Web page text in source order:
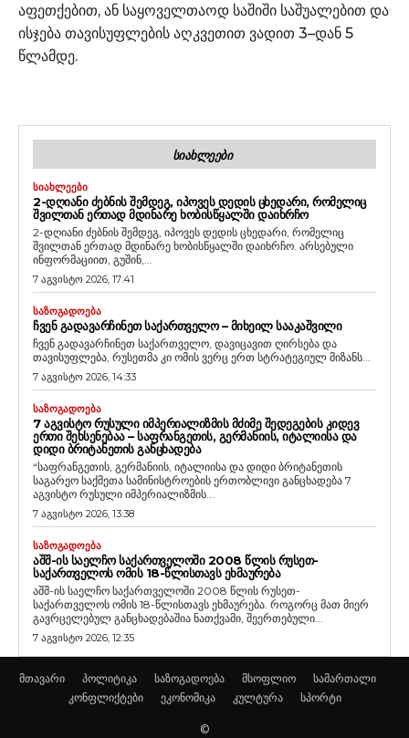
აფეთქებით, ან საყოველთაოდ საშიში საშუალებით და
ისჯება თავისუფლების აღკვეთით ვადით 3–დან 5
წლამდე.
ᲡᲘᲐᲮᲚᲔᲔᲑᲘ
ᲡᲘᲐᲮᲚᲔᲔᲑᲘ
2-ᲓᲦᲘᲐᲜᲘ ᲫᲔᲑᲜᲘᲡ ᲨᲔᲛᲓᲔᲒ, ᲘᲞᲝᲕᲔᲡ ᲓᲔᲓᲘᲡ ᲪᲮᲔᲓᲐᲠᲘ, ᲠᲝᲛᲔᲚᲘᲪ
ᲨᲕᲘᲚᲗᲐᲜ ᲔᲠᲗᲐᲓ ᲛᲓᲘᲜᲐᲠᲔ ᲮᲝᲑᲘᲡᲬᲧᲐᲚᲨᲘ ᲓᲐᲘᲮᲠᲩᲝ
2-დღიანი ძებნის შემდეგ, იპოვეს დედის ცხედარი, რომელიც
შვილთან ერთად მდინარე ხობისწყალში დაიხრჩო. არსებული
ინფორმაციით, გუშინ,...
7 აგვისტო 2026, 17:41
ᲡᲐᲖᲝᲒᲐᲓᲝᲔᲑᲐ
ᲩᲕᲔᲜ ᲒᲐᲓᲐᲕᲐᲠᲩᲘᲜᲔᲗ ᲡᲐᲥᲐᲠᲗᲕᲔᲚᲝ – ᲛᲘᲮᲔᲘᲚ ᲡᲐᲐᲙᲐᲨᲕᲘᲚᲘ
ჩვენ გადავარჩინეთ საქართველო, დავიცავით ღირსება და
თავისუფლება, რუსეთმა კი ომის ვერც ერთ სტრატეგიულ მიზანს...
7 აგვისტო 2026, 14:33
ᲡᲐᲖᲝᲒᲐᲓᲝᲔᲑᲐ
7 ᲐᲒᲕᲘᲡᲢᲝ ᲠᲣᲡᲣᲚᲘ ᲘᲛᲞᲔᲠᲘᲐᲚᲘᲖᲛᲘᲡ ᲛᲫᲘᲛᲔ ᲨᲔᲓᲔᲒᲔᲑᲘᲡ ᲙᲘᲓᲔᲕ
ᲔᲠᲗᲘ ᲨᲔᲮᲡᲔᲜᲔᲑᲐᲐ – ᲡᲐᲤᲠᲐᲜᲒᲔᲗᲘᲡ, ᲒᲔᲠᲛᲐᲜᲘᲘᲡ, ᲘᲢᲐᲚᲘᲘᲡᲐ ᲓᲐ
ᲓᲘᲓᲘ ᲑᲠᲘᲢᲐᲜᲔᲗᲘᲡ ᲒᲐᲜᲪᲮᲐᲓᲔᲑᲐ
“საფრანგეთის, გერმანიის, იტალიისა და დიდი ბრიტანეთის
საგარეო საქმეთა სამინისტროების ერთობლივი განცხადება 7
აგვისტო რუსული იმპერიალიზმის...
7 აგვისტო 2026, 13:38
ᲡᲐᲖᲝᲒᲐᲓᲝᲔᲑᲐ
ᲐᲨᲨ-ᲘᲡ ᲡᲐᲔᲚᲩᲝ ᲡᲐᲥᲐᲠᲗᲕᲔᲚᲝᲨᲘ 2008 ᲬᲚᲘᲡ ᲠᲣᲡᲔᲗ-
ᲡᲐᲥᲐᲠᲗᲕᲔᲚᲝᲡ ᲝᲛᲘᲡ 18-ᲬᲚᲘᲡᲗᲐᲕᲡ ᲔᲮᲛᲐᲣᲠᲔᲑᲐ
აშშ-ის საელჩო საქართველოში 2008 წლის რუსეთ-
საქართველოს ომის 18-წლისთავს ეხმაურება. როგორც მათ მიერ
გავრცელებულ განცხადებაშია ნათქვამი, შეერთებული...
7 აგვისტო 2026, 12:35
მთავარი პოლიტიკა საზოგადოება მსოფლიო
სამართალი
კონფლიქტები
ეკონომიკა კულტურა სპორტი
©